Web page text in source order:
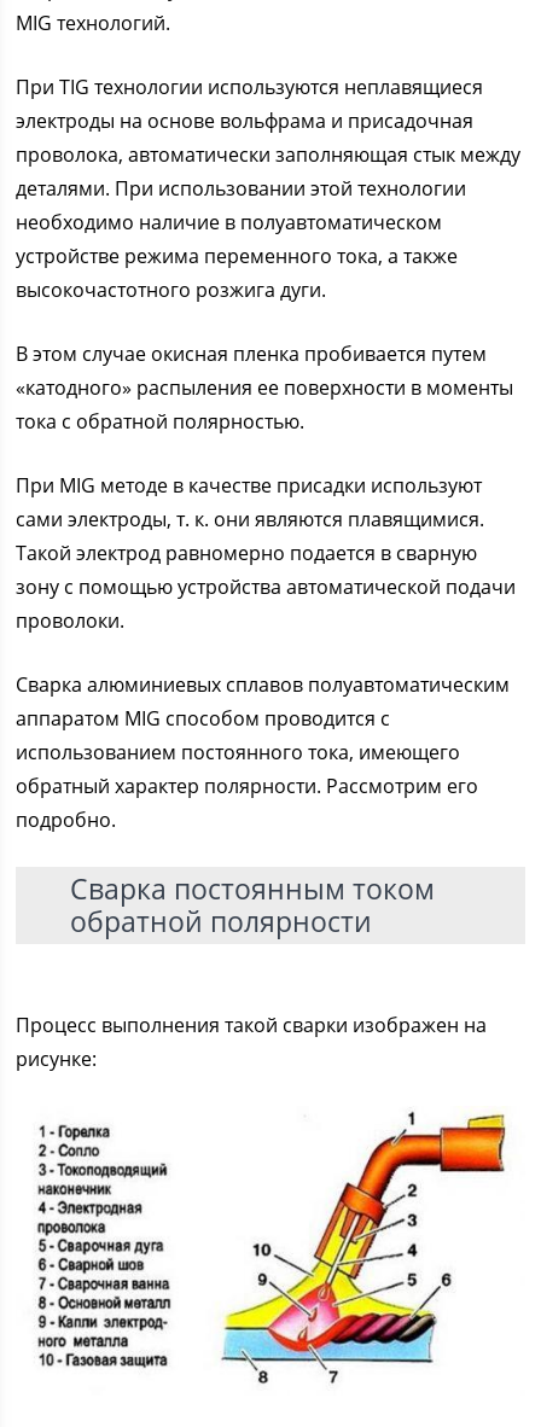
MIG технологий.
При TIG технологии используются неплавящиеся
электроды на основе вольфрама и присадочная
проволока, автоматически заполняющая стык между
деталями. При использовании этой технологии
необходимо наличие в полуавтоматическом
устройстве режима переменного тока, а также
высокочастотного розжига дуги.
В этом случае окисная пленка пробивается путем
«катодного» распыления ее поверхности в моменты
тока с обратной полярностью.
При MIG методе в качестве присадки используют
сами электроды, т. к. они являются плавящимися.
Такой электрод равномерно подается в сварную
зону с помощью устройства автоматической подачи
проволоки.
Сварка алюминиевых сплавов полуавтоматическим
аппаратом MIG способом проводится с
использованием постоянного тока, имеющего
обратный характер полярности. Рассмотрим его
подробно.
Сварка постоянным током
обратной полярности
Процесс выполнения такой сварки изображен на
рисунке: